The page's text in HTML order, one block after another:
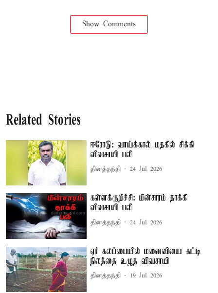
Show Comments
Related Stories
ஈரோடு: வாய்க்கால் மதகில் சிக்கி
விவசாயி பலி
தினத்தந்தி 24 Jul 2026
கள்ளக்குறிச்சி: மின்சாரம் தாக்கி
விவசாயி பலி
தினத்தந்தி 24 Jul 2026
ஏர் கலப்பையில் மனைவியை கட்டி
நிலத்தை உழுத விவசாயி
தினத்தந்தி 19 Jul 2026